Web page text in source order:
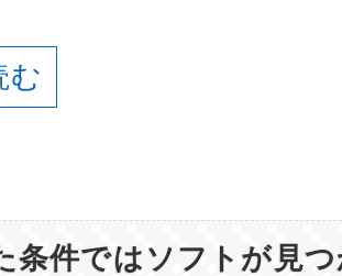
む
条件ではソフトが見